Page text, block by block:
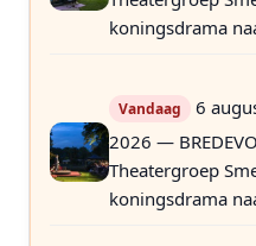
koningsdrama
Vandaag
6
2026 —
Theatergroep
koningsdrama